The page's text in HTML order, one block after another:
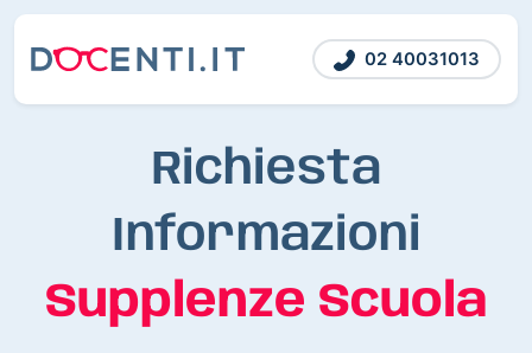
02 40031013
Richiesta
Informazioni
Supplenze Scuola